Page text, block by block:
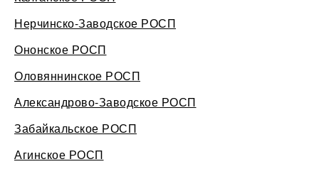
Нерчинско-Заводское РОСП
Ононское РОСП
Оловяннинское РОСП
Александрово-Заводское РОСП
Забайкальское РОСП
Агинское РОСП